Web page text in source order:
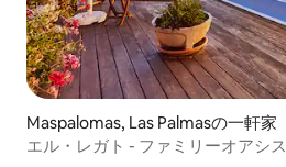
Maspalomas, Las Palmasの一軒家
エル・レガト - ファミリーオアシス